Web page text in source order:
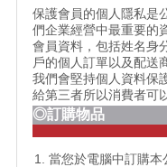
保護會員的個人隱私是
們企業經營中最重要的
會員資料，包括姓名身
戶的個人訂單以及配送
我們會堅持個人資料保
給第三者所以消費者可
◎訂購物品
1. 當您於電腦中訂購